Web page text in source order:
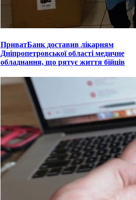
ПриватБанк доставив лікарням
Дніпропетровської області медичне
обладнання, що рятує життя бійців